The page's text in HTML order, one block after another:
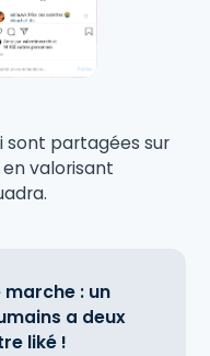
sont partagées sur
en valorisant
: un
a deux
liké !